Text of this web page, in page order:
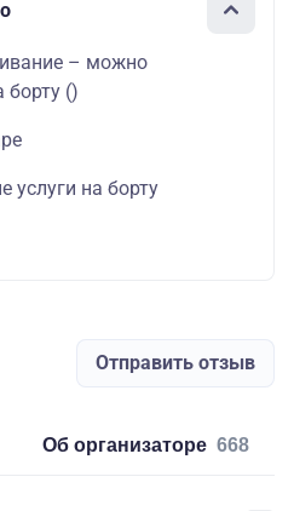
– можно
борту ()
услуги на борту
Отправить отзыв
об организаторе 668